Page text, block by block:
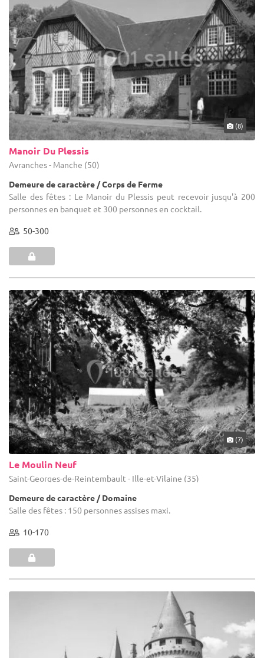
(8)
Manoir Du Plessis
Avranches - Manche (50)
Demeure de caractère / Corps de Ferme
Salle des fêtes : Le Manoir du Plessis peut recevoir jusqu'à 200
personnes en banquet et 300 personnes en cocktail.
50-300
(7)
Le Moulin Neuf
Saint-Georges-de-Reintembault - Ille-et-Vilaine (35)
Demeure de caractère / Domaine
Salle des fêtes : 150 personnes assises maxi.
10-170